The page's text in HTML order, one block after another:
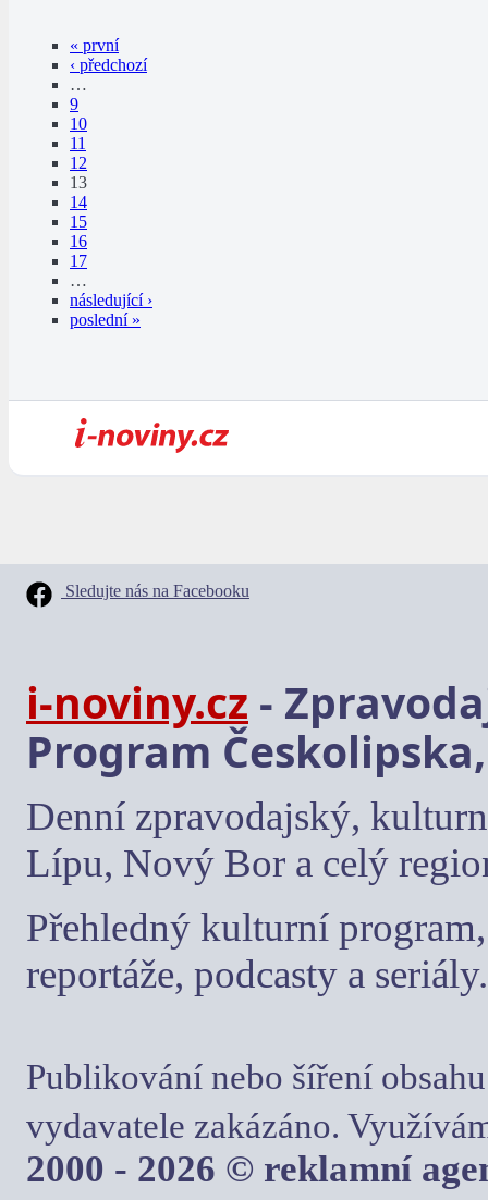
« první
‹ předchozí
…
9
10
11
12
13
14
15
16
17
…
následující ›
poslední »
Sledujte nás na Facebooku
i-noviny.cz -
Program
Denní zpravodajský,
Lípu, Nový Bor a celý
Přehledný kulturní
reportáže, podcasty a seriály.
Publikování nebo šíření
vydavatele zakázáno.
2000 - 2026 © reklamní